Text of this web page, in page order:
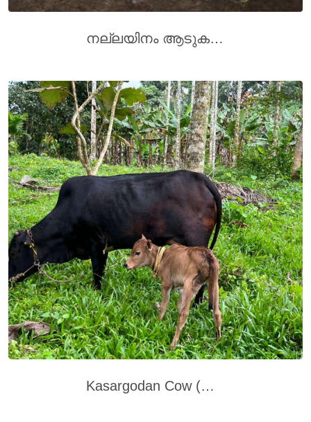
നല്ലയിനം ആടുകൾ വിൽപനക്ക്
kasargodan Cow (കാസർകോടൻ പശു)